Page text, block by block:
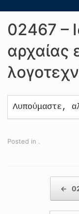
02467 –
αρχαίας
Λυπούμαστε,
Posted in .
←